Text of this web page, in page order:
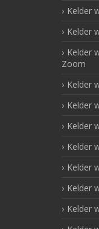
Kelder
Kelder
Kelder
Zoom
Kelder
Kelder
Kelder
Kelder
Kelder
Kelder
Kelder